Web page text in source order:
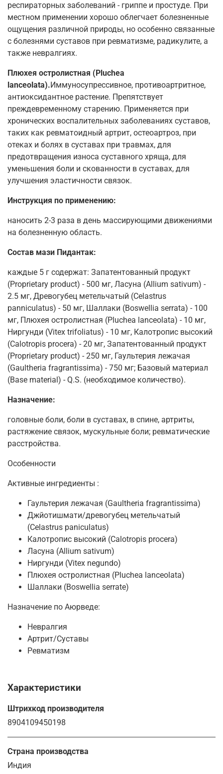
респираторных заболеваний - гриппе и простуде. При
местном применении хорошо облегчает болезненные
ощущения различной природы, но особенно связанные
с болезнями суставов при ревматизме, радикулите, а
также невралгиях.
Плюхея остролистная (Pluchea
lanceolata). Иммуносупрессивное, противоартритное,
антиоксидантное растение. Препятствует
преждевременному старению. Применяется при
хронических воспалительных заболеваниях суставов,
таких как ревматоидный артрит, остеоартроз, при
отеках и болях в суставах при травмах, для
предотвращения износа суставного хряща, для
уменьшения боли и скованности в суставах, для
улучшения эластичности связок.
Инструкция по применению:
наносить 2-3 раза в день массирующими движениями
на болезненную область.
Состав мази Пидантак:
каждые 5 г содержат: Запатентованный продукт
(Proprietary product) - 500 мг, Ласуна (Allium sativum) -
2.5 мг, Древогубец метельчатый (Celastrus
panniculatus) - 50 мг, Шаллаки (Boswellia serrata) - 100
мг, Плюхея остролистная (Pluchea lanceolata) - 10 мг,
Ниргунди (Vitex trifoliatus) - 10 мг, Калотропис высокий
(Calotropis procera) - 20 мг, Запатентованный продукт
(Proprietary product) - 250 мг, Гаультерия лежачая
(Gaultheria fragrantissima) - 750 мг; Базовый материал
(Base material) - Q.S. (необходимое количество).
Назначение:
головные боли, боли в суставах, в спине, артриты,
растяжение связок, мускульные боли; ревматические
расстройства.
Особенности
Активные ингредиенты :
Гаультерия лежачая (Gaultheria fragrantissima)
Джйотишмати/древогубец метельчатый
(Celastrus paniculatus)
Калотропис высокий (Calotropis procera)
Ласуна (Allium sativum)
Ниргунди (Vitex negundo)
Плюхея остролистная (Pluchea lanceolata)
Шаллаки (Boswellia serrate)
Назначение по Аюрведе:
Невралгия
Артрит/Суставы
Ревматизм
Характеристики
Штрихкод производителя
8904109450198
Страна производства
Индия